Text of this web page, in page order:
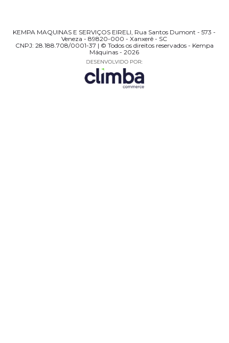
KEMPA MAQUINAS E SERVIÇOS EIRELI, Rua Santos Dumont - 573 -
Veneza - 89820-000 - Xanxerê - SC
CNPJ: 28.188.708/0001-37 | © Todos os direitos reservados - Kempa
Máquinas - 2026